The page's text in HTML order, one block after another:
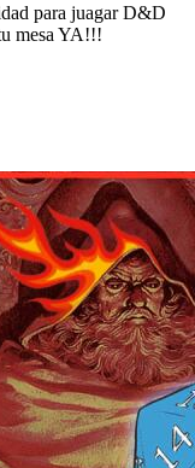
para juagar D&D
mesa YA!!!